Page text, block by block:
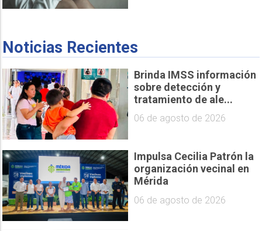
Noticias Recientes
Brinda IMSS información
sobre detección y
tratamiento de ale...
06 de agosto de 2026
Impulsa Cecilia Patrón la
organización vecinal en
Mérida
06 de agosto de 2026